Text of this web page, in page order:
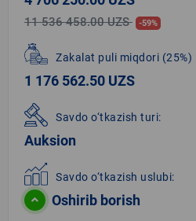
11 536 458.00 UZS -59%
Zakalat puli miqdori (25%)
1 176 562.50 UZS
Savdo o‘tkazish turi:
Auksion
Savdo o‘tkazish uslubi:
Oshirib borish